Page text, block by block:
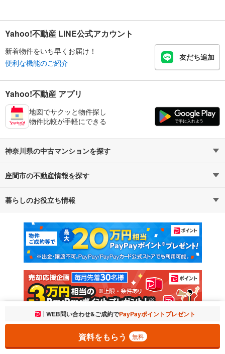
お気に入りに追加しました。 一覧を開く
WEB問い合わせ&ご成約でPayPayポイントプレゼント
資料をもらう 無料
Yahoo!不動産 LINE公式アカウント
新着物件をいち早くお届け！
便利な機能のご紹介
友だち追加
Yahoo!不動産 アプリ
地図でサクッと物件探し
物件比較が手軽にできる
神奈川県の中古マンションを探す
路線・駅から探す
通勤・通学時間から探す
座間市の不動産情報を探す
不動産・住宅
新築マンション 中古マンション
新築一戸建て 中古一戸建て
注文住宅 土地
売却査定
暮らしのお役立ち情報
マンションカタログ 教えて！住まいの先生